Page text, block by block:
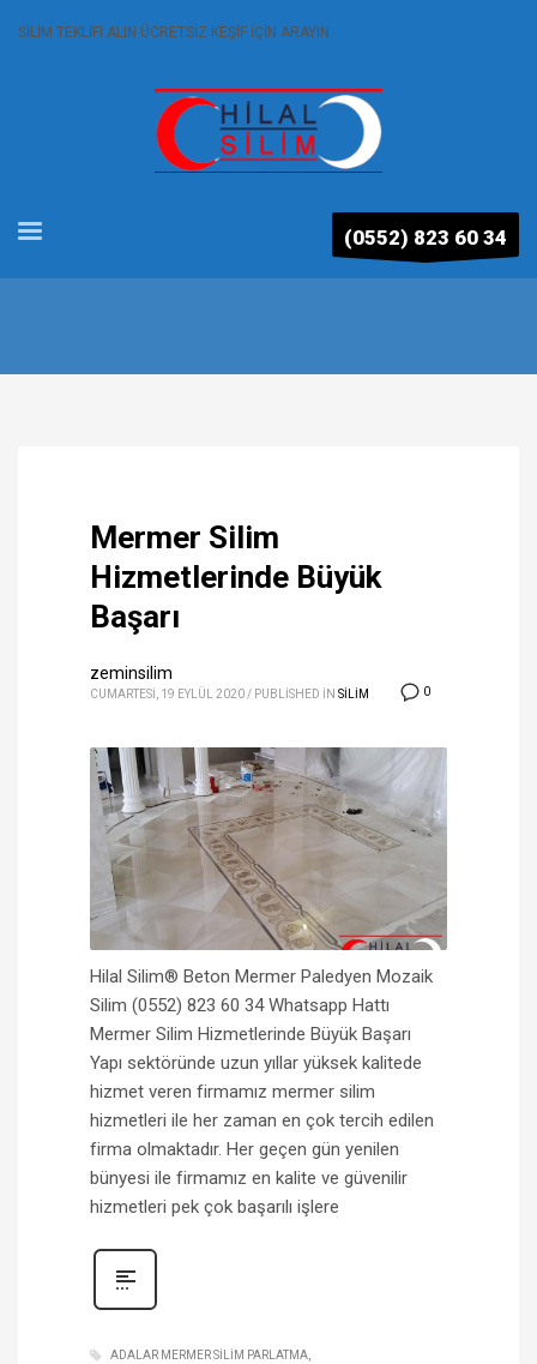
SİLİM TEKLİFİ ALIN ÜCRETSİZ KEŞİF İÇİN ARAYIN
(0552) 823 60 34
Mermer Silim
Hizmetlerinde Büyük
Başarı
0
zeminsilim
CUMARTESI, 19 EYLÜL 2020 / PUBLISHED IN SİLİM
Hilal Silim® Beton Mermer Paledyen Mozaik
Silim (0552) 823 60 34 Whatsapp Hattı
Mermer Silim Hizmetlerinde Büyük Başarı
Yapı sektöründe uzun yıllar yüksek kalitede
hizmet veren firmamız mermer silim
hizmetleri ile her zaman en çok tercih edilen
firma olmaktadır. Her geçen gün yenilen
bünyesi ile firmamız en kalite ve güvenilir
hizmetleri pek çok başarılı işlere
ADALAR MERMER SILIM PARLATMA